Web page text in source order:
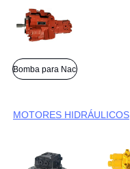
Bomba para Nachi
MOTORES HIDRÁULICOS